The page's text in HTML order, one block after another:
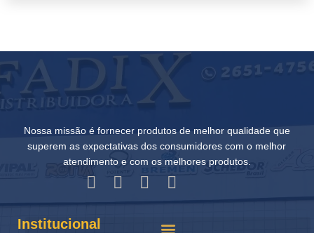
Nossa missão é fornecer produtos de melhor qualidade que
superem as expectativas dos consumidores com o melhor
atendimento e com os melhores produtos.
Institucional